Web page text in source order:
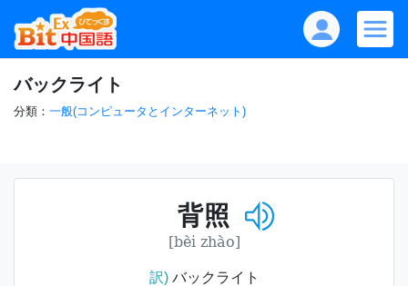
バックライト
分類： 一般(コンピュータとインターネット)
背照
[bèi zhào]
訳)バックライト